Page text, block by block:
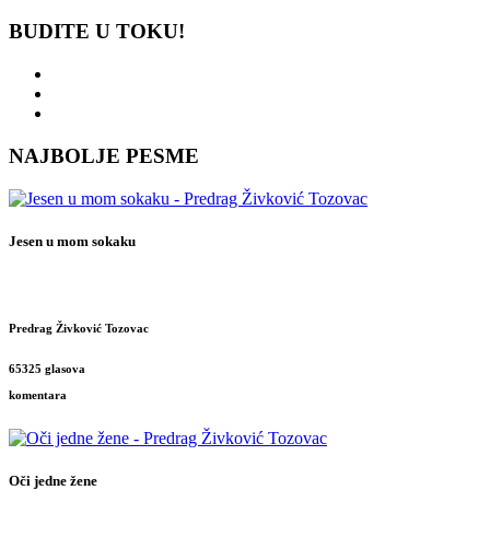
BUDITE U TOKU!
NAJBOLJE PESME
Jesen u mom sokaku
Predrag Živković Tozovac
65325 glasova
komentara
Oči jedne žene